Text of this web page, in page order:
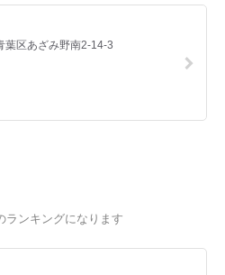
ランキングになります